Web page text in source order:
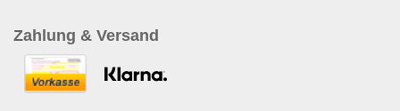
Zahlung & Versand